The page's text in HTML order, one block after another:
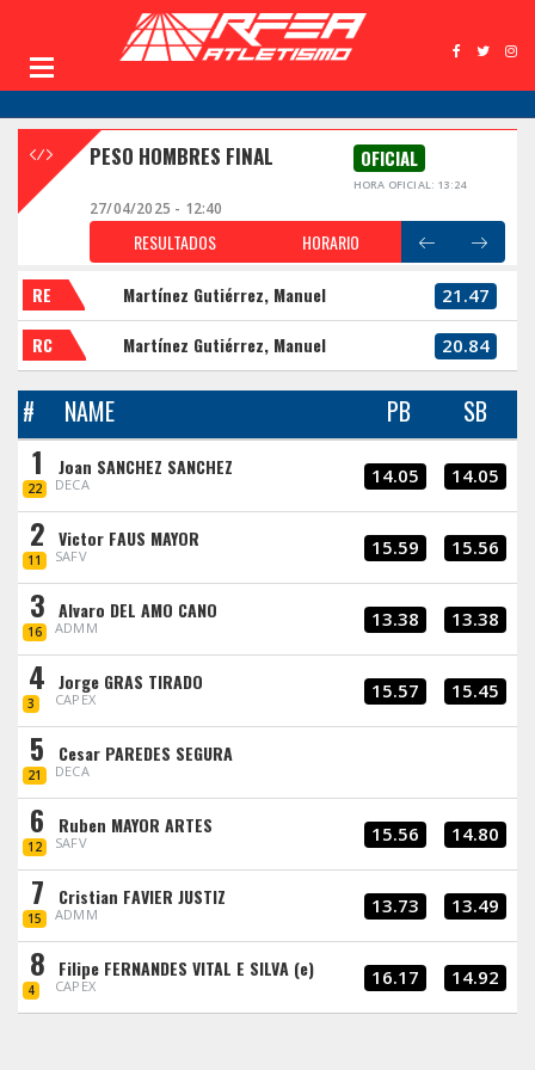
PESO HOMBRES FINAL OFICIAL
HORA OFICIAL: 13:24
27/04/2025 - 12:40
RESULTADOS HORARIO
RE Martínez Gutiérrez, Manuel 21.47
RC Martínez Gutiérrez, Manuel 20.84
# NAME PB SB
1
22
Joan SANCHEZ SANCHEZ
DECA 14.05 14.05
2
11
Victor FAUS MAYOR
SAFV 15.59 15.56
3
16
Alvaro DEL AMO CANO
ADMM 13.38 13.38
4
3
Jorge GRAS TIRADO
CAPEX 15.57 15.45
5
21
Cesar PAREDES SEGURA
DECA
6
12
Ruben MAYOR ARTES
SAFV 15.56 14.80
7
15
Cristian FAVIER JUSTIZ
ADMM 13.73 13.49
8
4
Filipe FERNANDES VITAL E SILVA (e)
CAPEX 16.17 14.92